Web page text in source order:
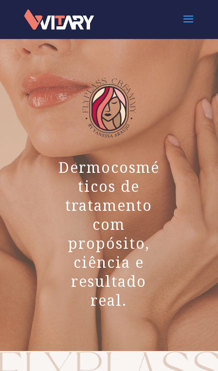
Dermocosmé
ticos de
tratamento
com
propósito,
ciência e
resultado
real.